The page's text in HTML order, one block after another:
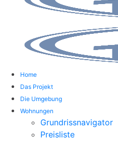
Home
Das Projekt
Die Umgebung
Wohnungen
Grundrissnavigator
Preisliste